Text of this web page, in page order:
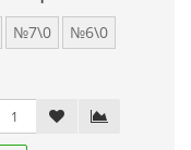
№7\0
№6\0